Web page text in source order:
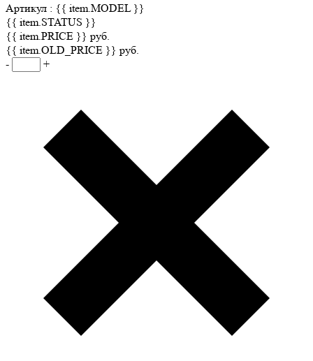
Артикул : {{ item.MODEL }}
{{ item.STATUS }}
{{ item.PRICE }} руб.
{{ item.OLD_PRICE }} руб.
-
+